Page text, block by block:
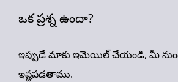
ఒక ప్రశ్న ఉందా?
ఇప్పుడే మాకు ఇమెయిల్ చేయండి, మీ
ఇష్టపడతాము.